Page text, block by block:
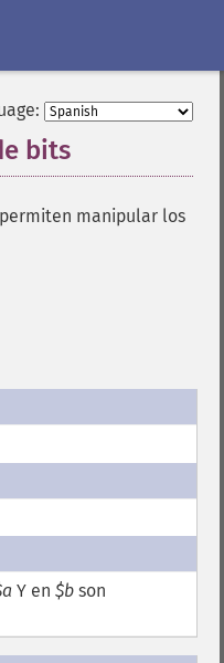
bits
manipular los
Y en $bson